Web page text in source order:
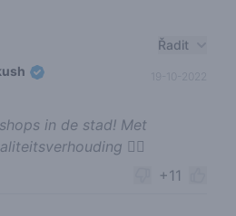
Řadit
in de stad! Met
👍🏽
+11